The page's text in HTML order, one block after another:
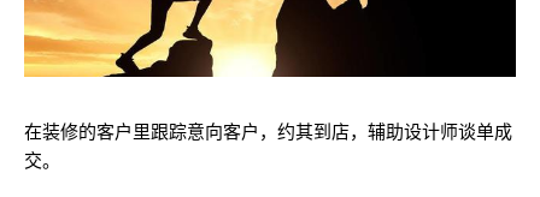
在装修的客户里跟踪意向客户，约其到店，辅助设计师谈单成
交。